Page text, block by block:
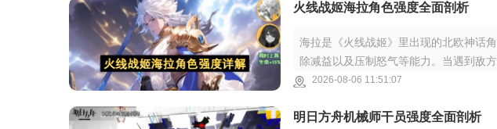
火线战姬海拉角色强度全面剖析
海拉是《火线战姬》里出现的北欧神话
除减益以及压制怒气等能力。当遇到敌
定的干扰效果。接
2026-08-06 11:51:07
明日方舟机械师干员强度全面剖析